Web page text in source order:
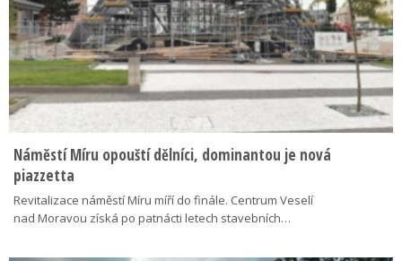
Náměstí Míru opouští dělníci, dominantou je nová
piazzetta
Revitalizace náměstí Míru míří do finále. Centrum Veselí
nad Moravou získá po patnácti letech stavebních…